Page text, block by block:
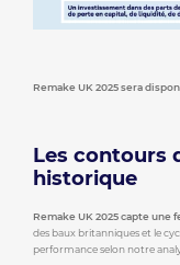
Remake UK 2025 sera
Les contours
historique
Remake UK 2025 capte une
des baux britanniques et le
performance selon notre